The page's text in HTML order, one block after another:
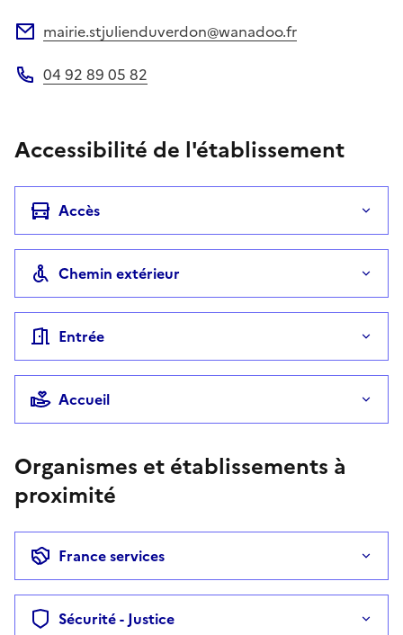
mairie.stjulienduverdon@wanadoo.fr
04 92 89 05 82
Accessibilité de l'établissement
Accès
Chemin extérieur
Entrée
Accueil
Organismes et établissements à
proximité
France services
Sécurité - Justice